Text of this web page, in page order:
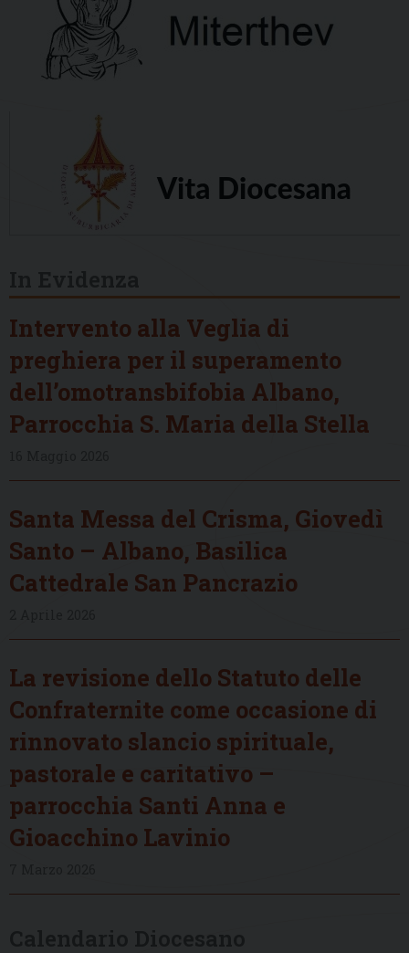
Intervento alla Veglia di
preghiera per il superamento
dell’omotransbifobia Albano,
Parrocchia S. Maria della Stella
Santa Messa del Crisma, Giovedì
Santo – Albano, Basilica
Cattedrale San Pancrazio
La revisione dello Statuto delle
Confraternite come occasione di
rinnovato slancio spirituale,
pastorale e caritativo –
parrocchia Santi Anna e
Gioacchino Lavinio